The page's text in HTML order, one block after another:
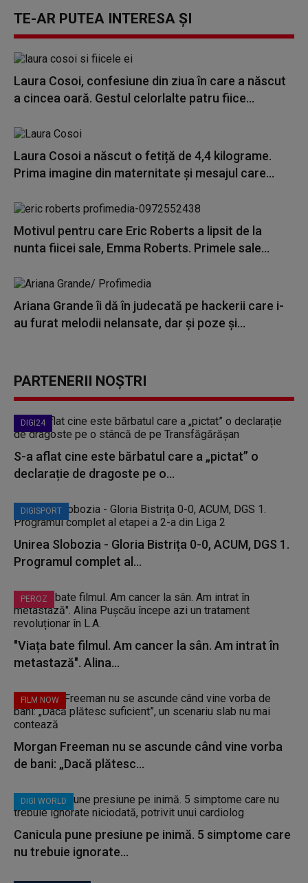
TE-AR PUTEA INTERESA ȘI
Laura Cosoi, confesiune din ziua în care a născut
a cincea oară. Gestul celorlalte patru fiice...
Laura Cosoi a născut o fetiță de 4,4 kilograme.
Prima imagine din maternitate și mesajul care...
Motivul pentru care Eric Roberts a lipsit de la
nunta fiicei sale, Emma Roberts. Primele sale...
Ariana Grande îi dă în judecată pe hackerii care i-
au furat melodii nelansate, dar și poze și...
PARTENERII NOȘTRI
DIGI24
S-a aflat cine este bărbatul care a „pictat” o
declarație de dragoste pe o...
DIGISPORT
Unirea Slobozia - Gloria Bistrița 0-0, ACUM, DGS 1.
Programul complet al...
PEROZ
"Viața bate filmul. Am cancer la sân. Am intrat în
metastază". Alina...
FILM NOW
Morgan Freeman nu se ascunde când vine vorba
de bani: „Dacă plătesc...
DIGI WORLD
Canicula pune presiune pe inimă. 5 simptome care
nu trebuie ignorate...